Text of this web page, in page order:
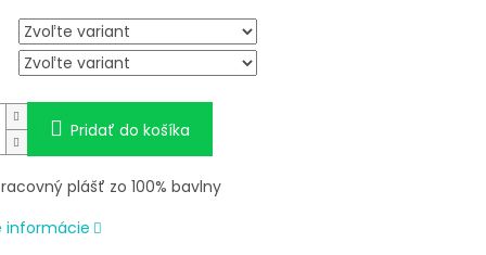
Pridať do košíka
plášť zo 100% bavlny
informácie